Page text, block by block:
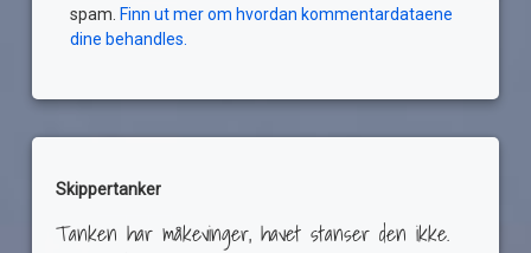
spam.Finn ut mer om hvordan kommentardataene
dine behandles.
Skippertanker
Tanken har måkevinger, havet stanser den ikke.